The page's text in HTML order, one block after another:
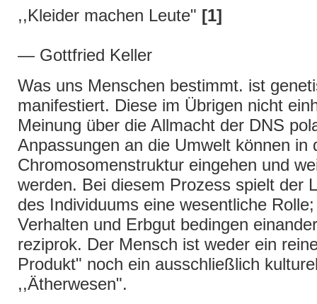
,,Kleider machen Leute" [1]
— Gottfried Keller
Was uns Menschen bestimmt. ist
manifestiert. Diese im Übrigen nicht
Meinung über die Allmacht der DNS
Anpassungen an die Umwelt können in
Chromosomenstruktur eingehen und
werden. Bei diesem Prozess spielt der
des Individuums eine wesentliche
Verhalten und Erbgut bedingen
reziprok. Der Mensch ist weder ein
Produkt" noch ein ausschließlich
,,Ätherwesen".